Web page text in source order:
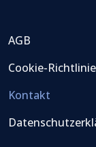
AGB
Cookie-Richtlinie
Kontakt